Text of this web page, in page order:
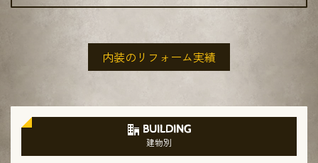
内装のリフォーム実績
BUILDING
建物別